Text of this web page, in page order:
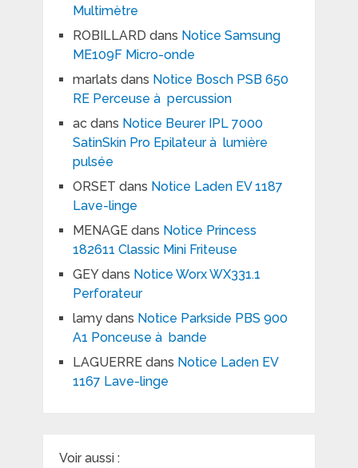
Multimètre
ROBILLARD dans Notice Samsung
ME109F Micro-onde
marlats dans Notice Bosch PSB 650
RE Perceuse à percussion
acdans Notice Beurer IPL 7000
SatinSkin Pro Epilateur à lumière
pulsée
ORSET dans Notice Laden EV 1187
Lave-linge
MENAGEdans Notice Princess
182611 Classic Mini Friteuse
GEYdans Notice Worx WX331.1
Perforateur
lamydans Notice Parkside PBS 900
A1 Ponceuse à bande
LAGUERREdans Notice Laden EV
1167 Lave-linge
Voir aussi :